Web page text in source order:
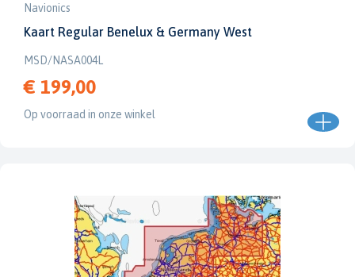
Navionics
Kaart Regular Benelux & Germany West
MSD/NASA004L
€ 199,00
Op voorraad in onze winkel